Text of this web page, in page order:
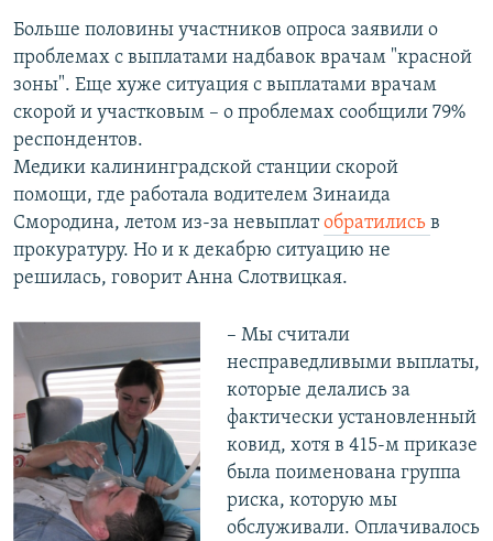
Больше половины участников опроса заявили о
проблемах с выплатами надбавок врачам "красной
зоны". Еще хуже ситуация с выплатами врачам
скорой и участковым – о проблемах сообщили 79%
респондентов.
Медики калининградской станции скорой
помощи, где работала водителем Зинаида
Смородина, летом из-за невыплатобратились в
прокуратуру. Но и к декабрю ситуацию не
решилась, говорит Анна Слотвицкая.
– Мы считали
несправедливыми выплаты,
которые делались за
фактически установленный
ковид, хотя в 415-м приказе
была поименована группа
риска, которую мы
обслуживали. Оплачивалось